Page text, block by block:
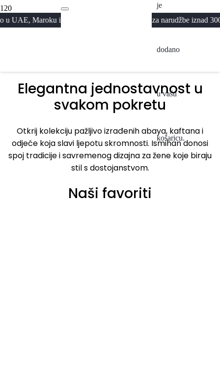
i Kuvajtu · Besplatna dostava za narudžbe iznad 300KM ·
je
dodano
u vašu
košaricu.
Abaya
Elegantna jednostavnost u
svakom pokretu
Otkrij kolekciju pažljivo izrađenih abaya, kaftana i
odjeće koja slavi ljepotu skromnosti. Ismihan donosi
spoj tradicije i savremenog dizajna za žene koje biraju
stil s dostojanstvom.
Naši favoriti